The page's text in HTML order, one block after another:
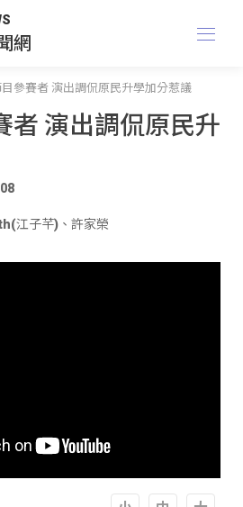
網
參賽者 演出調侃原民升學加分惹議
者 演出調侃原民升
江子芊) 、 許家榮